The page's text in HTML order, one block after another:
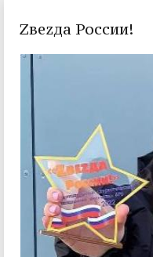
Zвеzда России!